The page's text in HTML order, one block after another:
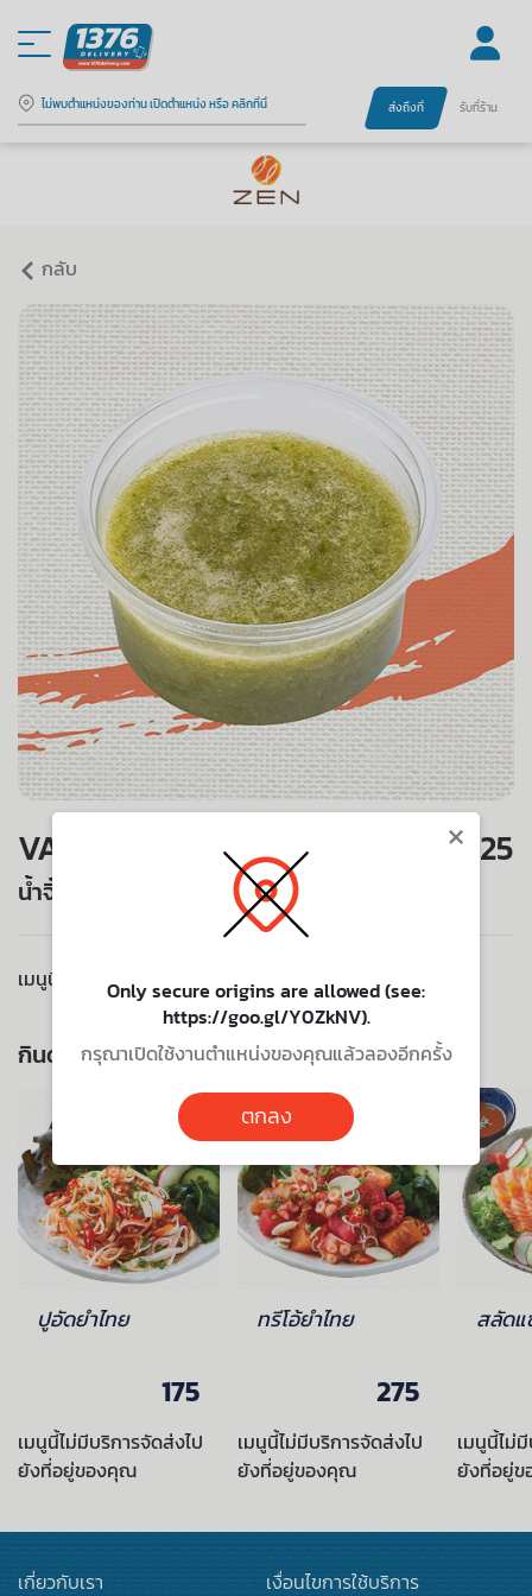
ไม่พบตำแหน่งของท่าน เปิดตำแหน่ง หรือ คลิกที่นี่ ส่งถึงที่ รับที่ร้าน
กลับ
VALUE SET 25
น้ำจิ้มซีฟู้ด
เมนูนี้ไม่มีบริการจัดส่งไปยังที่อยู่ของคุณ
กินด้วยกัน ยิ่งอร่อย
ปูอัดยำไทย
175
เมนูนี้ไม่มีบริการจัดส่งไป
ยังที่อยู่ของคุณ
ทรีโอ้ยำไทย
275
เมนูนี้ไม่มีบริการจัดส่งไป
ยังที่อยู่ของคุณ
สลัดแ
เมนูนี้ไม่
ยังที่อยู่
เกี่ยวกับเรา เงื่อนไขการใช้บริการ
×
Only secure origins are allowed (see:
https://goo.gl/Y0ZkNV).
กรุณาเปิดใช้งานตำแหน่งของคุณแล้วลองอีกครั้ง
ตกลง